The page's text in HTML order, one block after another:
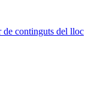
de continguts del lloc